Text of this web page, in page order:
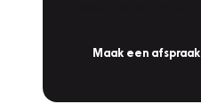
Maak een afspraak